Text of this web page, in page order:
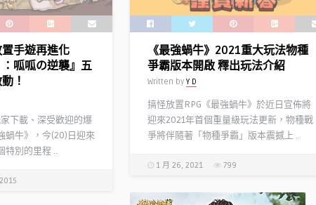
手遊再進化
：呱呱の逆襲』五
！
下載、深受歡迎的爆
蝸牛》，今(20)日迎來
特別的里程 ..
2015
《最強蝸牛》2021重大玩法物種
爭霸版本開啟 釋出玩法介紹
Written by Y D
搞怪放置RPG《最強蝸牛》於近日宣佈將
迎來2021年首個重量級玩法更新，物種戰
爭將伴隨著「物種爭霸」版本震撼上 ..
1 月 26, 2021 799